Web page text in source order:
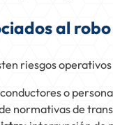
al
riesgos
o
normativas de